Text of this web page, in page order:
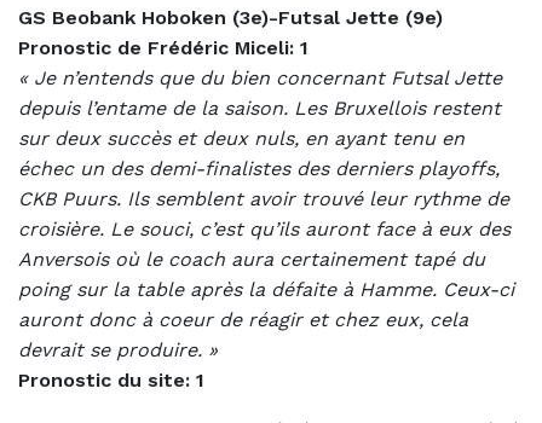
GS Beobank Hoboken (3e)-Futsal Jette (9e)
Pronostic de Frédéric Miceli: 1
« Je n’entends que du bien concernant Futsal Jette
depuis l’entame de la saison. Les Bruxellois restent
sur deux succès et deux nuls, en ayant tenu en
échec un des demi-finalistes des derniers playoffs,
CKB Puurs. Ils semblent avoir trouvé leur rythme de
croisière. Le souci, c’est qu’ils auront face à eux des
Anversois où le coach aura certainement tapé du
poing sur la table après la défaite à Hamme. Ceux-ci
auront donc à coeur de réagir et chez eux, cela
devrait se produire. »
Pronostic du site: 1